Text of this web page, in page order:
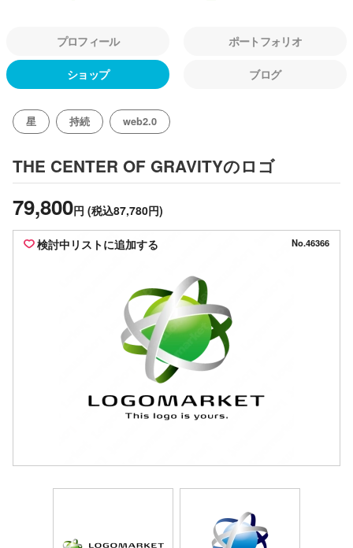
プロフィール ポートフォリオ
ショップ ブログ
星 持続 web2.0
THE CENTER OF GRAVITYのロゴ
79,800円 (税込87,780円)
検討中リストに追加する No.46366